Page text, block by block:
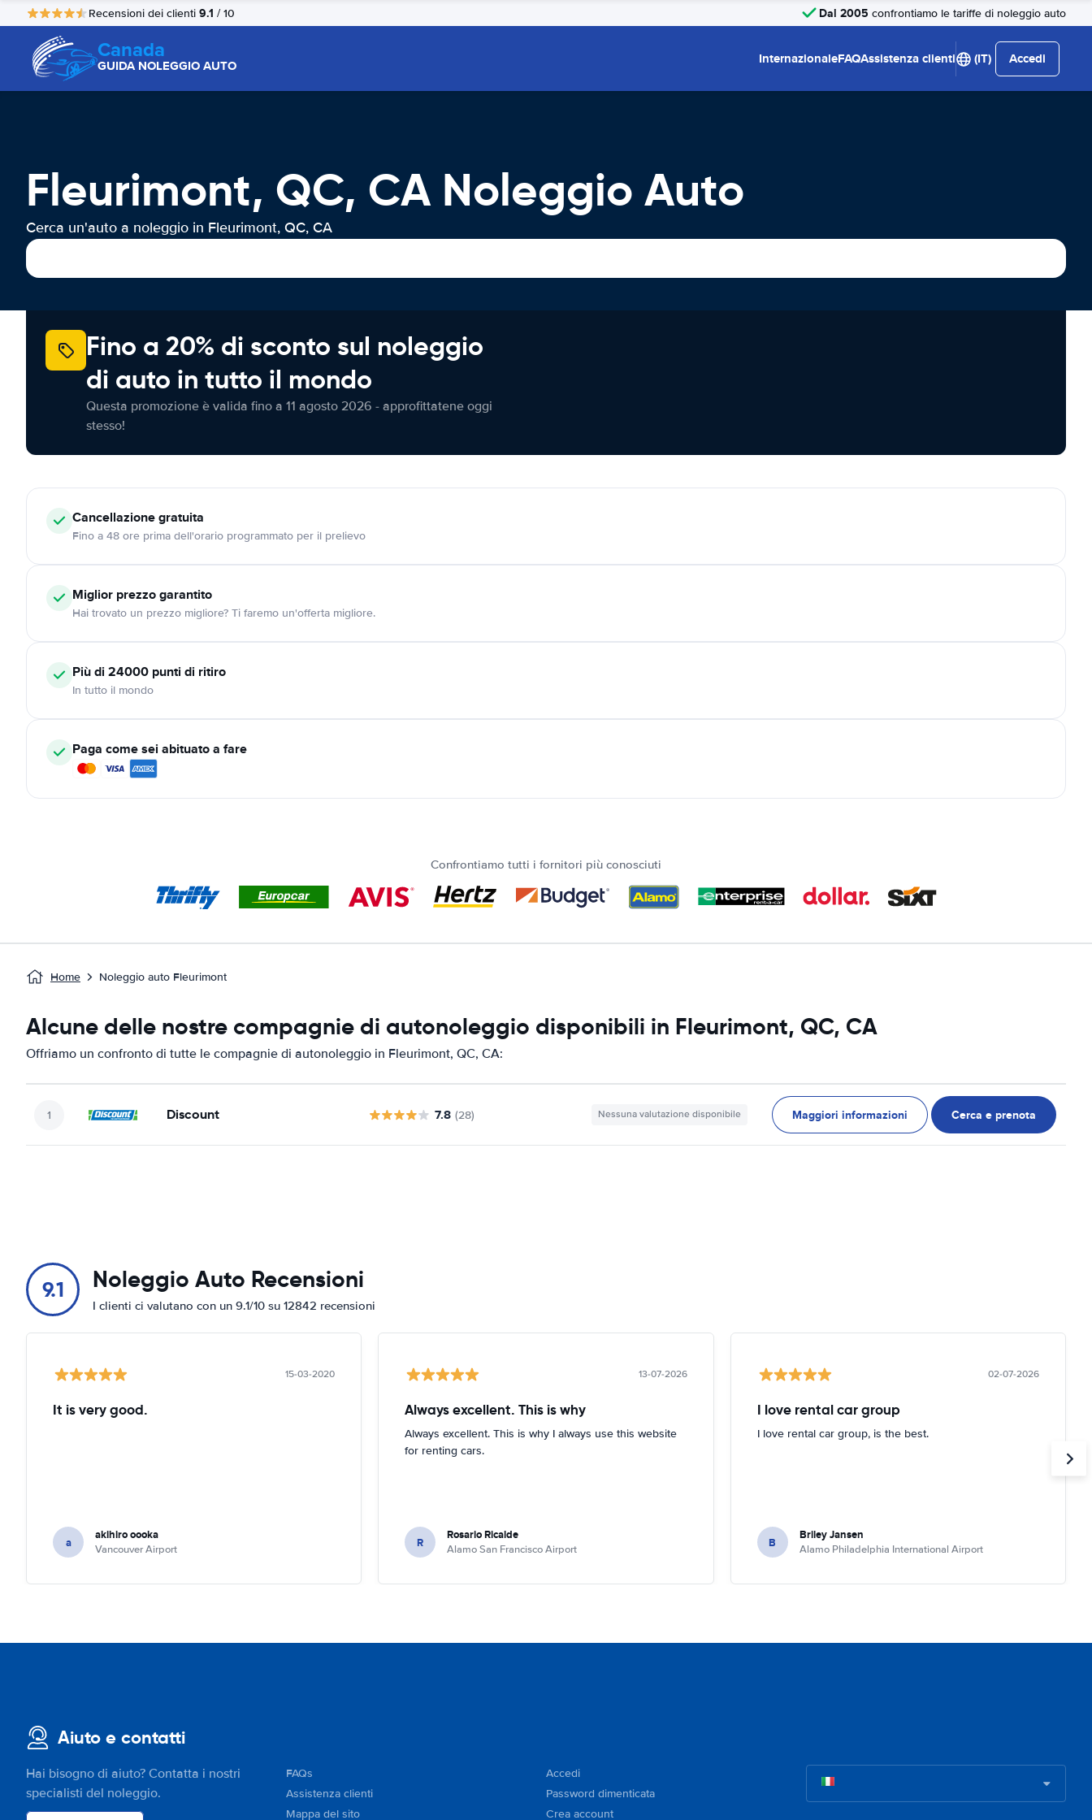
Recensioni dei clienti 9.1 / 10 Dal 2005 confrontiamo le tariffe di noleggio auto
Canada
GUIDA NOLEGGIO AUTO InternazionaleFAQAssistenza clienti (IT) Accedi
Fleurimont, QC, CA Noleggio Auto
Cerca un'auto a noleggio in Fleurimont, QC, CA
Fino a 20% di sconto sul noleggio
di auto in tutto il mondo
Questa promozione è valida fino a 11 agosto 2026 - approfittatene oggi
stesso!
Cancellazionegratuita
Fino a 48 ore prima dell'orario programmato per il prelievo
Miglior prezzo garantito
Hai trovato un prezzo migliore? Ti faremo un'offerta migliore.
Più di 24000 punti di ritiro
In tutto il mondo
Paga come sei abituato a fare
Confrontiamo tutti i fornitori più conosciuti
Home Noleggio auto Fleurimont
Alcune delle nostre compagnie di autonoleggio disponibili in Fleurimont, QC, CA
Offriamo un confronto di tutte le compagnie di autonoleggio in Fleurimont, QC, CA:
Discount 7.8 (28) Nessuna valutazione disponibile Maggiori informazioni Cerca e prenota
9.1 Noleggio Auto Recensioni
I clienti ci valutano con un 9.1/10 su 12842 recensioni
15-03-2020
It is very good.
a akihiro oooka
Vancouver Airport
13-07-2026
Always excellent. This is why
Always excellent. This is why I always use this website
for renting cars.
R Rosario Ricalde
Alamo San Francisco Airport
02-07-2026
I love rental car group
I love rental car group, is the best.
B Briley Jansen
Alamo Philadelphia International Airport
Aiuto e contatti
Hai bisogno di aiuto? Contatta i nostri
specialisti del noleggio.
FAQs
Assistenza clienti
Mappa del sito
Accedi
Password dimenticata
Crea account